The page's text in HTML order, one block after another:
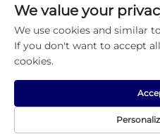
Подпишитесь, чтобы
We value your
We use cookies and similar
If you don't want to accept
cookies.